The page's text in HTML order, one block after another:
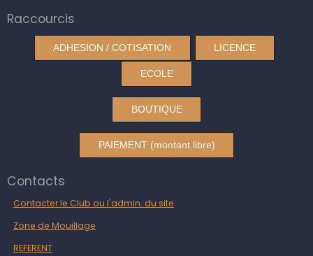
Raccourcis
ADHESION / COTISATION LICENCE
ECOLE
BOUTIQUE
PAIEMENT (montant libre)
Contacts
Contacter le Club ou l'admin. du site
Zone de Mouillage
REFERENT